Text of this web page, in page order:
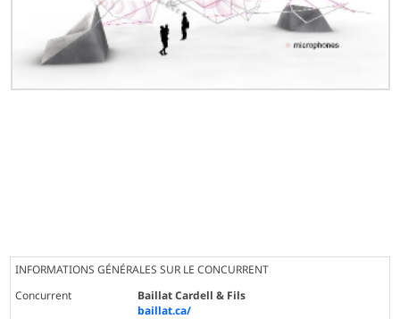
INFORMATIONS GÉNÉRALES SUR LE CONCURRENT
Concurrent
Baillat Cardell & Fils
baillat.ca/